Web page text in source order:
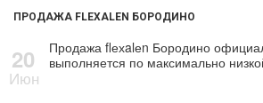
ПРОДАЖА FLEXALEN БОРОДИНО
20
Июн
Продажа flехalеn Бородино
выполняется по максимально